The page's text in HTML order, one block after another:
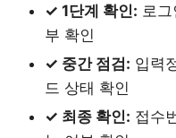
✓ 1단계 확인: 로
부 확인
✓ 중간 점검: 입력
드 상태 확인
✓ 최종 확인: 접수